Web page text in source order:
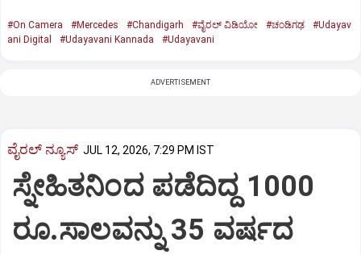
#On Camera #Mercedes #Chandigarh #ವೈರಲ್‌ ವಿಡಿಯೋ #ಚಂಡಿಗಢ
#Udayav
ani Digital
#Udayavani Kannada #Udayavani
ADVERTISEMENT
ವೈರಲ್ ನ್ಯೂಸ್ JUL 12, 2026, 7:29 PM IST
ಸ್ನೇಹಿತನಿಂದ ಪಡೆದಿದ್ದ 1000
ರೂ.ಸಾಲವನ್ನು 35 ವರ್ಷದ